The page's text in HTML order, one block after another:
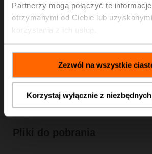
Partnerzy mogą połączyć te
otrzymanymi od Ciebie lub
Zezwól na wszystkie
Korzystaj wyłącznie z
Cena katalogowa
Dodaj do listy
Udostępnij